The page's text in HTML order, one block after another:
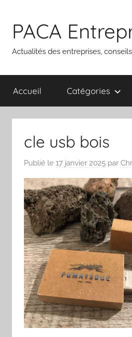
contenu
PACA
Actualités des entreprises,
Accueil Catégories
cle usb bois
Publié le 17 janvier 2025 par